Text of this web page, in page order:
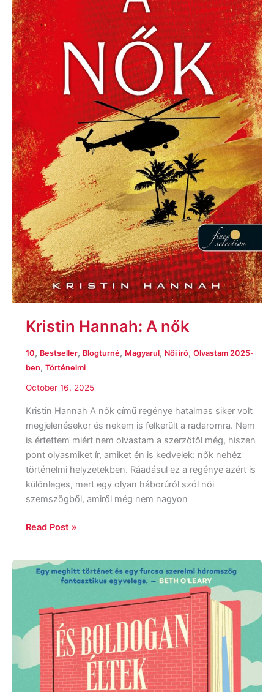
Kristin Hannah: A nők
10, Bestseller, Blogturné, Magyarul, Női író, Olvastam 2025-
ben, Történelmi
October 16, 2025
Kristin Hannah A nők című regénye hatalmas siker volt
megjelenésekor és nekem is felkerült a radaromra. Nem
is értettem miért nem olvastam a szerzőtől még, hiszen
pont olyasmiket ír, amiket én is kedvelek: nők nehéz
történelmi helyzetekben. Ráadásul ez a regénye azért is
különleges, mert egy olyan háborúról szól női
szemszögből, amiről még nem nagyon
Read Post »
Moira
MacDonald:
boldogan
éltek